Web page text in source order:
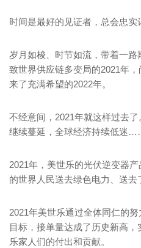
时间是最好的见证者，总会忠实
岁月如梭、时节如流，带着一
致世界供应链多变局的2021年
来了充满希望的2022年。
不经意间，2021年就这样过去
继续蔓延，全球经济持续低迷
2021年，美世乐的光伏逆变器
的世界人民送去绿色电力、送去
2021年美世乐通过全体同仁的
目标，接单量达成了历史新高
乐家人们的付出和贡献。